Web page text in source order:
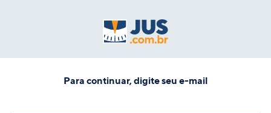
Para continuar, digite seu e-mail